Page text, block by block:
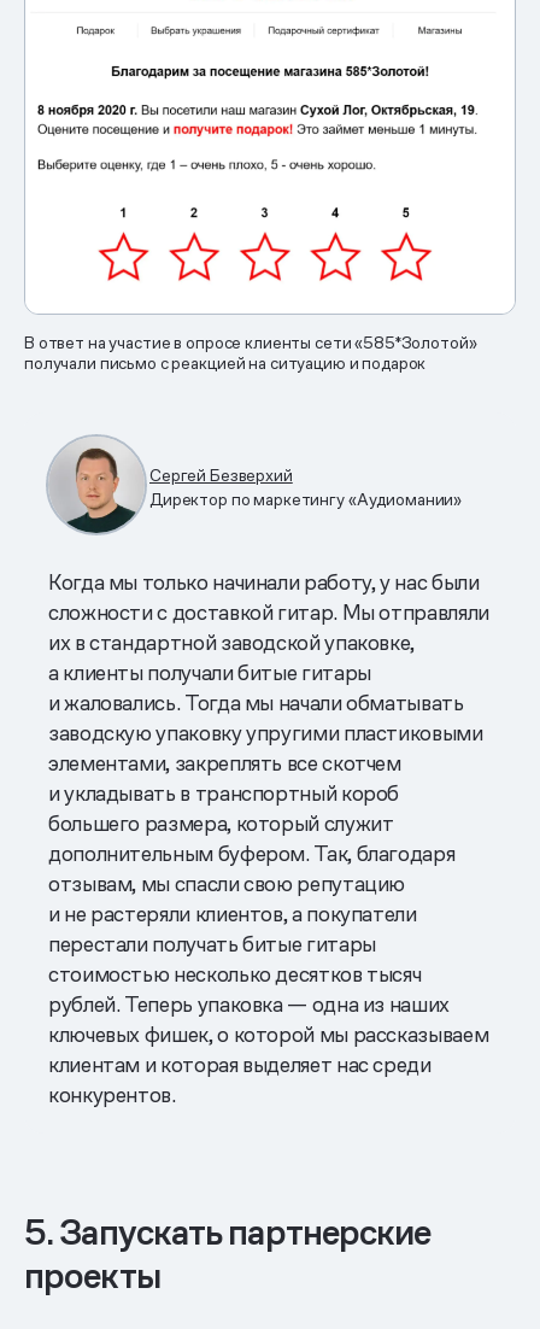
В ответ на участие в опросе клиенты сети «585*Золотой»
получали письмо с реакцией на ситуацию и подарок
Сергей Безверхий
Директор по маркетингу «Аудиомании»
Когда мы только начинали работу, у нас были
сложности с доставкой гитар. Мы отправляли
их в стандартной заводской упаковке,
а клиенты получали битые гитары
и жаловались. Тогда мы начали обматывать
заводскую упаковку упругими пластиковыми
элементами, закреплять все скотчем
и укладывать в транспортный короб
большего размера, который служит
дополнительным буфером. Так, благодаря
отзывам, мы спасли свою репутацию
и не растеряли клиентов, а покупатели
перестали получать битые гитары
стоимостью несколько десятков тысяч
рублей. Теперь упаковка — одна из наших
ключевых фишек, о которой мы рассказываем
клиентам и которая выделяет нас среди
конкурентов.
5. Запускать партнерские
проекты